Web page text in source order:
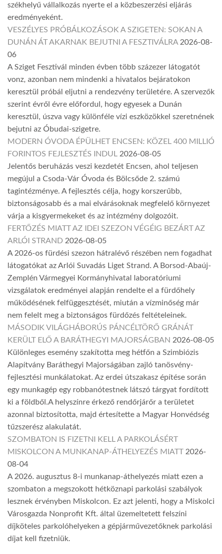
székhelyű vállalkozás nyerte el a közbeszerzési eljárás
eredményeként.
VESZÉLYES PRÓBÁLKOZÁSOK A SZIGETEN: SOKAN A
DUNÁN ÁT AKARNAK BEJUTNI A FESZTIVÁLRA 2026-08-
06
A Sziget Fesztivál minden évben több százezer látogatót
vonz, azonban nem mindenki a hivatalos bejáratokon
keresztül próbál eljutni a rendezvény területére. A szervezők
szerint évről évre előfordul, hogy egyesek a Dunán
keresztül, úszva vagy különféle vízi eszközökkel szeretnének
bejutni az Óbudai-szigetre.
MODERN ÓVODA ÉPÜLHET ENCSEN: KÖZEL 400 MILLIÓ
FORINTOS FEJLESZTÉS INDUL 2026-08-05
Jelentős beruházás veszi kezdetét Encsen, ahol teljesen
megújul a Csoda-Vár Óvoda és Bölcsőde 2. számú
tagintézménye. A fejlesztés célja, hogy korszerűbb,
biztonságosabb és a mai elvárásoknak megfelelő környezet
várja a kisgyermekeket és az intézmény dolgozóit.
FERTŐZÉS MIATT AZ IDEI SZEZON VÉGÉIG BEZÁRT AZ
ARLÓI STRAND 2026-08-05
A 2026-os fürdési szezon hátralévő részében nem fogadhat
látogatókat az Arlói Suvadás Liget Strand. A Borsod-Abaúj-
Zemplén Vármegyei Kormányhivatal laboratóriumi
vizsgálatok eredményei alapján rendelte el a fürdőhely
működésének felfüggesztését, miután a vízminőség már
nem felelt meg a biztonságos fürdőzés feltételeinek.
MÁSODIK VILÁGHÁBORÚS PÁNCÉLTÖRŐ GRÁNÁT
KERÜLT ELŐ A BARÁTHEGYI MAJORSÁGBAN 2026-08-05
Különleges esemény szakította meg hétfőn a Szimbiózis
Alapítvány Baráthegyi Majorságában zajló tanösvény-
fejlesztési munkálatokat. Az erdei útszakasz építése során
egy munkagép egy robbanótestnek látszó tárgyat fordított
ki a földből.A helyszínre érkező rendőrjárőr a területet
azonnal biztosította, majd értesítette a Magyar Honvédség
tűzszerész alakulatát.
SZOMBATON IS FIZETNI KELL A PARKOLÁSÉRT
MISKOLCON A MUNKANAP-ÁTHELYEZÉS MIATT 2026-
08-04
A 2026. augusztus 8-i munkanap-áthelyezés miatt ezen a
szombaton a megszokott hétköznapi parkolási szabályok
lesznek érvényben Miskolcon. Ez azt jelenti, hogy a Miskolci
Városgazda Nonprofit Kft. által üzemeltetett felszíni
díjköteles parkolóhelyeken a gépjárművezetőknek parkolási
díjat kell fizetniük.